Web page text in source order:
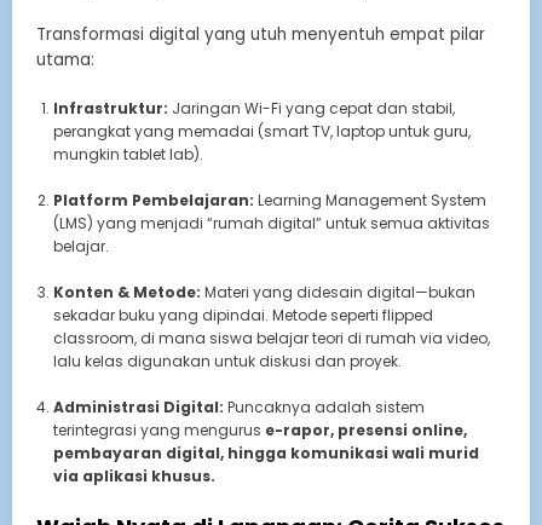
Transformasi digital yang utuh menyentuh empat pilar
utama:
Infrastruktur: Jaringan Wi-Fi yang cepat dan stabil,
perangkat yang memadai (smart TV, laptop untuk guru,
mungkin tablet lab).
Platform Pembelajaran: Learning Management System
(LMS) yang menjadi “rumah digital” untuk semua aktivitas
belajar.
Konten & Metode: Materi yang didesain digital—bukan
sekadar buku yang dipindai. Metode seperti flipped
classroom, di mana siswa belajar teori di rumah via video,
lalu kelas digunakan untuk diskusi dan proyek.
Administrasi Digital: Puncaknya adalah sistem
terintegrasi yang mengurus e-rapor, presensi online,
pembayaran digital, hingga komunikasi wali murid
via aplikasi khusus.